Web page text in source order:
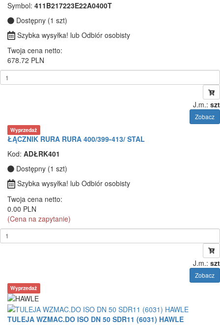
Symbol: 411B217223E22A0400T
Dostępny (1 szt)
Szybka wysyłka! lub Odbiór osobisty
Twoja cena netto:
678.72 PLN
J.m.: szt
Zobacz
Wyprzedaż
ŁĄCZNIK RURA RURA 400/399-413/ STAL
Kod: ADŁRK401
Dostępny (1 szt)
Szybka wysyłka! lub Odbiór osobisty
Twoja cena netto:
0.00 PLN
(Cena na zapytanie)
J.m.: szt
Zobacz
Wyprzedaż
TULEJA WZMAC.DO ISO DN 50 SDR11 (6031) HAWLE